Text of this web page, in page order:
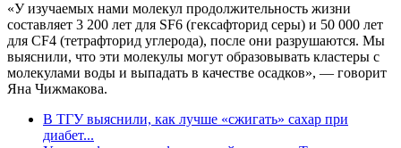
«У изучаемых нами молекул продолжительность жизни
составляет 3 200 лет для SF6 (гексафторид серы) и 50 000 лет
для CF4 (тетрафторид углерода), после они разрушаются. Мы
выяснили, что эти молекулы могут образовывать кластеры с
молекулами воды и выпадать в качестве осадков», — говорит
Яна Чижмакова.
В ТГУ выяснили, как лучше «сжигать» сахар при
диабет...